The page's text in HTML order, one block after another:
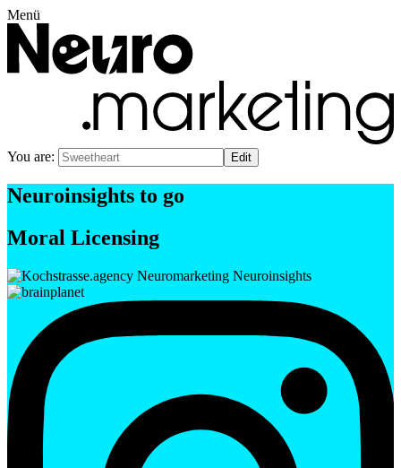
Menü
You are:
Neuroinsights to go
Moral Licensing